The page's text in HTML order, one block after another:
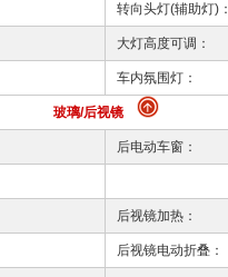
转向头灯(辅助灯)：
大灯高度可调：
车内氛围灯：
玻璃/后视镜
后电动车窗：
后视镜加热：
后视镜电动折叠：